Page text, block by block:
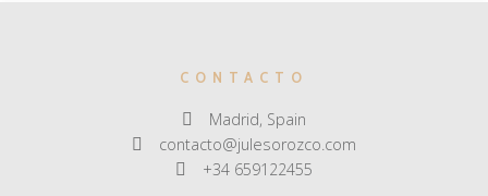
CONTACTO
Madrid, Spain
contacto@julesorozco.com
+34 659122455